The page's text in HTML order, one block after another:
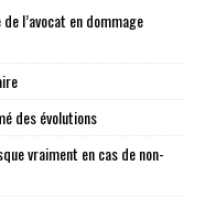
l’avocat en dommage
des évolutions
vraiment en cas de non-